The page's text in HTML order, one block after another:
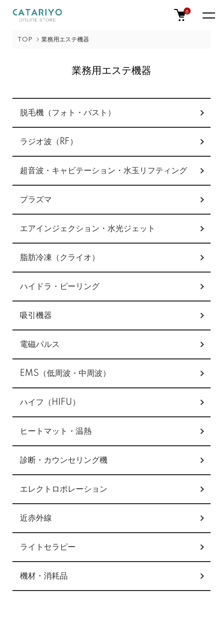
0
TOP 業務用エステ機器
業務用エステ機器
カテゴリー一覧
脱毛機（フォト・バスト）
ラジオ波（RF）
超音波・キャビテーション・水玉リフティング
プラズマ
エアインジェクション・水光ジェット
脂肪冷凍（クライオ）
ハイドラ・ピーリング
吸引機器
電磁パルス
EMS（低周波・中周波）
ハイフ（HIFU）
ヒートマット・温熱
診断・カウンセリング機
エレクトロポレーション
近赤外線
ライトセラピー
機材・消耗品